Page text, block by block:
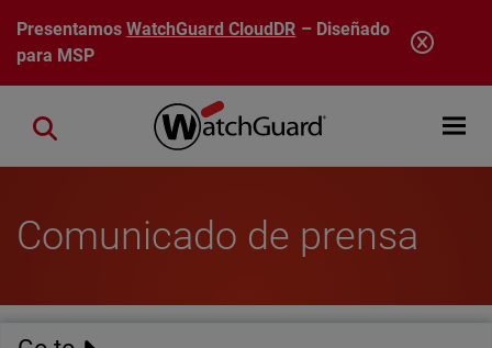
Pasar al contenido principal
PresentamosWatchGuard CloudDR – Diseñado
para MSP
Open
Close search
Comunicado de prensa